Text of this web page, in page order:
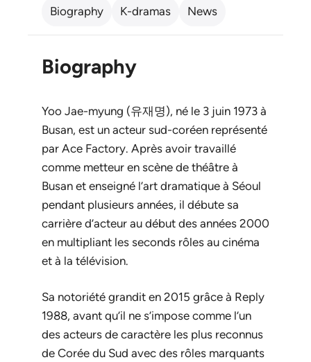
Biography K-dramas News
Biography
Yoo Jae-myung (유재명), né le 3 juin 1973 à
Busan, est un acteur sud-coréen représenté
par Ace Factory. Après avoir travaillé
comme metteur en scène de théâtre à
Busan et enseigné l’art dramatique à Séoul
pendant plusieurs années, il débute sa
carrière d’acteur au début des années 2000
en multipliant les seconds rôles au cinéma
et à la télévision.
Sa notoriété grandit en 2015 grâce à Reply
1988, avant qu’il ne s’impose comme l’un
des acteurs de caractère les plus reconnus
de Corée du Sud avec des rôles marquants